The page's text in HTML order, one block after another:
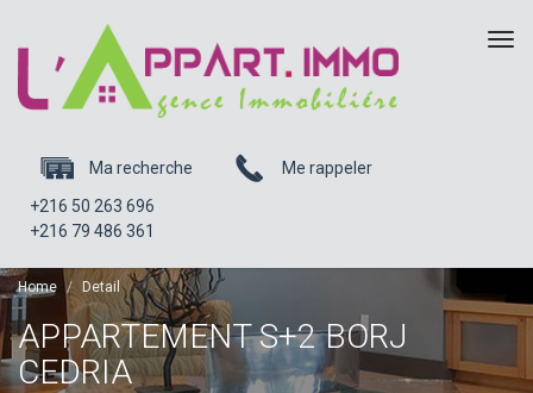
Ma recherche
Me rappeler
+216 50 263 696
+216 79 486 361
Home Detail
APPARTEMENT S+2 BORJ
CEDRIA